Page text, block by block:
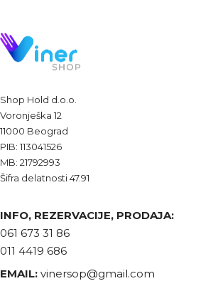
Shop Hold d.o.o.
Voronješka 12
11000 Beograd
PIB: 113041526
MB: 21792993
Šifra delatnosti 47.91
INFO, REZERVACIJE, PRODAJA:
061 673 31 86
011 4419 686
EMAIL: vinersop@gmail.com